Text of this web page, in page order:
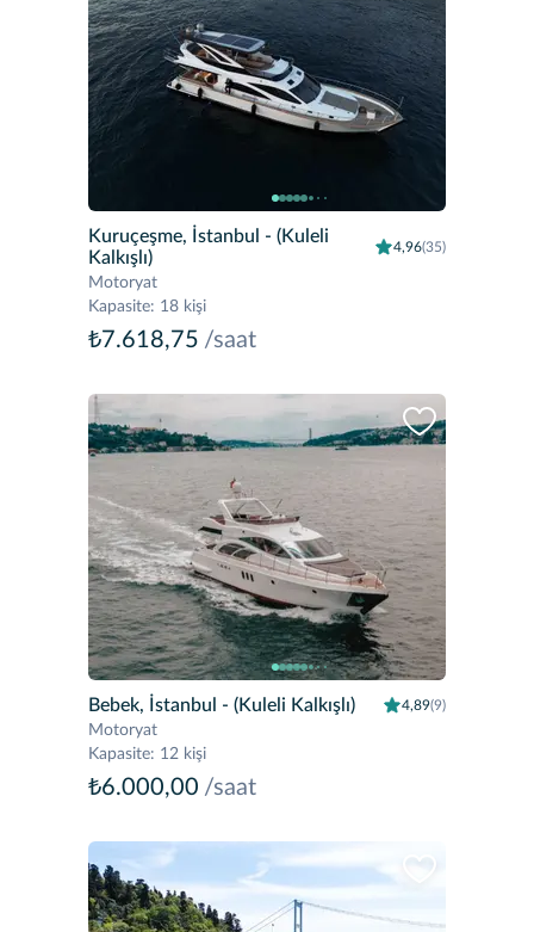
Kuruçeşme, İstanbul
- (Kuleli
Kalkışlı)
4,96(35)
Motoryat
Kapasite: 18 kişi
₺7.618,75 /saat
Bebek, İstanbul - (Kuleli Kalkışlı) 4,89(9)
Motoryat
Kapasite: 12 kişi
₺6.000,00 /saat